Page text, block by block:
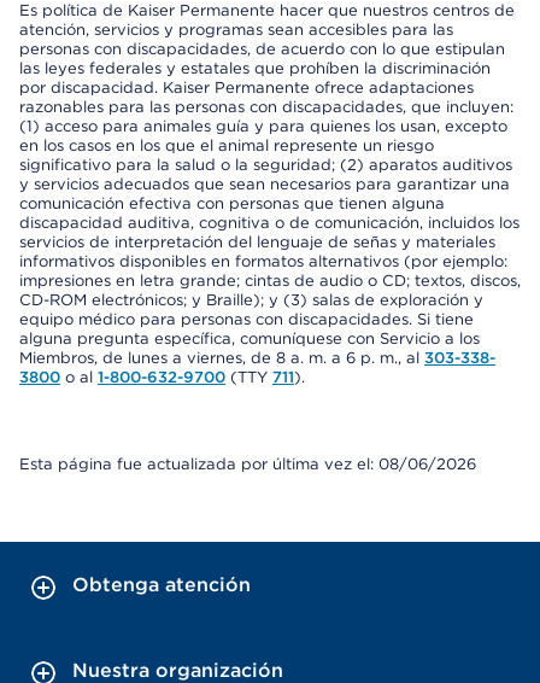
Es política de Kaiser Permanente hacer que nuestros centros de
atención, servicios y programas sean accesibles para las
personas con discapacidades, de acuerdo con lo que estipulan
las leyes federales y estatales que prohíben la discriminación
por discapacidad. Kaiser Permanente ofrece adaptaciones
razonables para las personas con discapacidades, que incluyen:
(1) acceso para animales guía y para quienes los usan, excepto
en los casos en los que el animal represente un riesgo
significativo para la salud o la seguridad; (2) aparatos auditivos
y servicios adecuados que sean necesarios para garantizar una
comunicación efectiva con personas que tienen alguna
discapacidad auditiva, cognitiva o de comunicación, incluidos los
servicios de interpretación del lenguaje de señas y materiales
informativos disponibles en formatos alternativos (por ejemplo:
impresiones en letra grande; cintas de audio o CD; textos, discos,
CD-ROM electrónicos; y Braille); y (3) salas de exploración y
equipo médico para personas con discapacidades. Si tiene
alguna pregunta específica, comuníquese con Servicio a los
Miembros, de lunes a viernes, de 8 a. m. a 6 p. m., al 303-338-
3800 o al 1-800-632-9700 (TTY 711).
Esta página fue actualizada por última vez el: 08/06/2026
Obtenga atención
Nuestra organización